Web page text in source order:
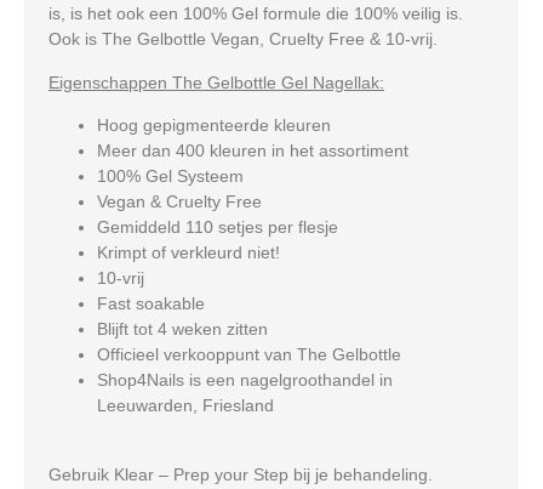
is, is het ook een 100% Gel formule die 100% veilig is.
Ook is The Gelbottle Vegan, Cruelty Free & 10-vrij.
Eigenschappen The Gelbottle Gel Nagellak:
Hoog gepigmenteerde kleuren
Meer dan 400 kleuren in het assortiment
100% Gel Systeem
Vegan & Cruelty Free
Gemiddeld 110 setjes per flesje
Krimpt of verkleurd niet!
10-vrij
Fast soakable
Blijft tot 4 weken zitten
Officieel verkooppunt van The Gelbottle
Shop4Nails is een nagelgroothandel in
Leeuwarden, Friesland
Gebruik Klear – Prep your Step bij je behandeling.